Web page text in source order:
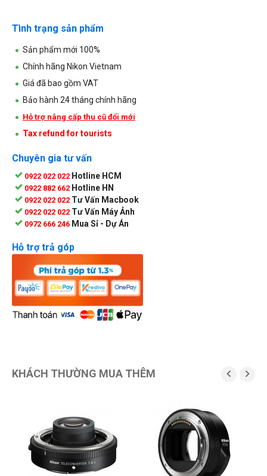
Tình trạng sản phẩm
Sản phẩm mới 100%
Chính hãng Nikon Vietnam
Giá đã bao gồm VAT
Bảo hành 24 tháng chính hãng
Hỗ trợ nâng cấp thu cũ đổi mới
Tax refund for tourists
Chuyên gia tư vấn
0922 022 022 Hotline HCM
0922 882 662 Hotline HN
0922 022 022 Tư Vấn Macbook
0922 022 022 Tư Vấn Máy Ảnh
0972 666 246 Mua Sỉ - Dự Án
Hỗ trợ trả góp
KHÁCH THƯỜNG MUA THÊM  